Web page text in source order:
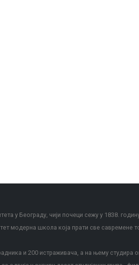
у Београду, чији почеци сежу у 1838.
модерна школа која прати све савремене
и 200 истраживача, а на њему студира